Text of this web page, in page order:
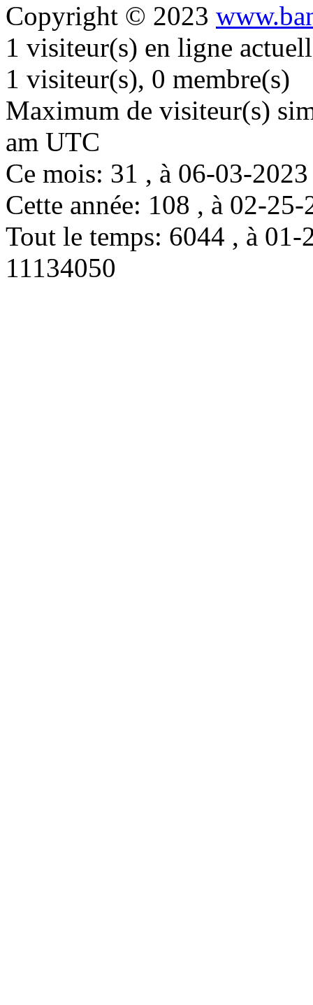
Copyright © 2023
1 visiteur(s) en ligne
1 visiteur(s), 0 membre(s)
Maximum de visiteur(s)
am UTC
Ce mois: 31 , à 06-03-
Cette année: 108 , à 02-
Tout le temps: 6044 , à
11134050